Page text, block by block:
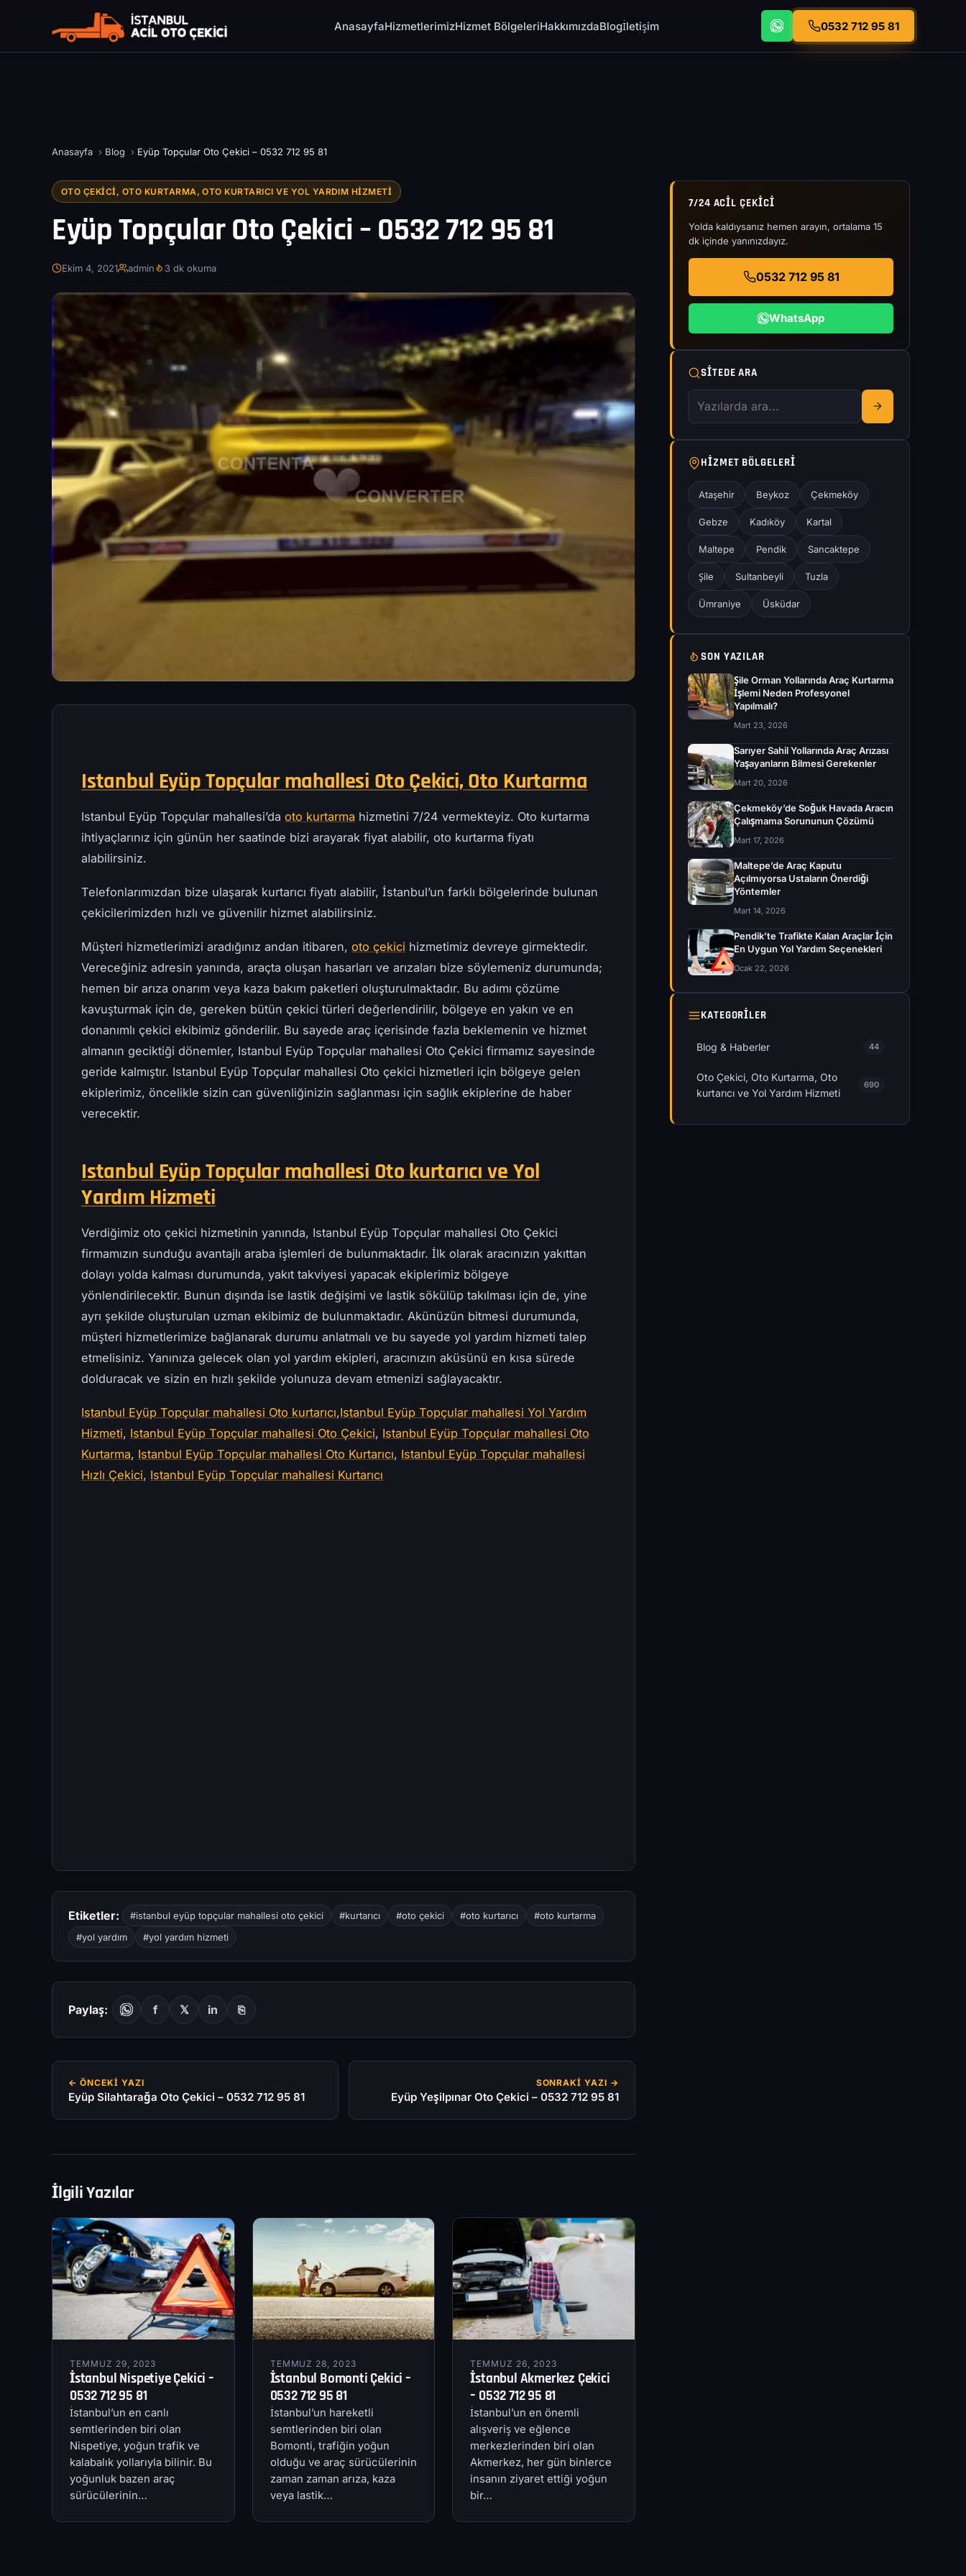
AnasayfaHizmetlerimizHizmet BölgeleriHakkımızdaBlogİletişim 0532 712 95 81
Anasayfa › Blog › Eyüp Topçular Oto Çekici – 0532 712 95 81
OTO ÇEKICI, OTO KURTARMA, OTO KURTARICI VE YOL YARDIM HIZMETI
Eyüp Topçular Oto Çekici – 0532 712 95 81
Ekim 4, 2021 admin 3 dk okuma
Istanbul Eyüp Topçular mahallesi Oto Çekici, Oto Kurtarma
Istanbul Eyüp Topçular mahallesi’daoto kurtarma hizmetini 7/24 vermekteyiz. Oto kurtarma
ihtiyaçlarınız için günün her saatinde bizi arayarak fiyat alabilir, oto kurtarma fiyatı
alabilirsiniz.
Telefonlarımızdan bize ulaşarak kurtarıcı fiyatı alabilir, İstanbul’un farklı bölgelerinde bulunan
çekicilerimizden hızlı ve güvenilir hizmet alabilirsiniz.
Müşteri hizmetlerimizi aradığınız andan itibaren,oto çekici hizmetimiz devreye girmektedir.
Vereceğiniz adresin yanında, araçta oluşan hasarları ve arızaları bize söylemeniz durumunda;
hemen bir arıza onarım veya kaza bakım paketleri oluşturulmaktadır. Bu adımı çözüme
kavuşturmak için de, gereken bütün çekici türleri değerlendirilir, bölgeye en yakın ve en
donanımlı çekici ekibimiz gönderilir. Bu sayede araç içerisinde fazla beklemenin ve hizmet
almanın geciktiği dönemler, Istanbul Eyüp Topçular mahallesi Oto Çekici firmamız sayesinde
geride kalmıştır. Istanbul Eyüp Topçular mahallesi Oto çekici hizmetleri için bölgeye gelen
ekiplerimiz, öncelikle sizin can güvenliğinizin sağlanması için sağlık ekiplerine de haber
verecektir.
Istanbul Eyüp Topçular mahallesi Oto kurtarıcı ve Yol
Yardım Hizmeti
Verdiğimiz oto çekici hizmetinin yanında, Istanbul Eyüp Topçular mahallesi Oto Çekici
firmamızın sunduğu avantajlı araba işlemleri de bulunmaktadır. İlk olarak aracınızın yakıttan
dolayı yolda kalması durumunda, yakıt takviyesi yapacak ekiplerimiz bölgeye
yönlendirilecektir. Bunun dışında ise lastik değişimi ve lastik sökülüp takılması için de, yine
ayrı şekilde oluşturulan uzman ekibimiz de bulunmaktadır. Akünüzün bitmesi durumunda,
müşteri hizmetlerimize bağlanarak durumu anlatmalı ve bu sayede yol yardım hizmeti talep
etmelisiniz. Yanınıza gelecek olan yol yardım ekipleri, aracınızın aküsünü en kısa sürede
dolduracak ve sizin en hızlı şekilde yolunuza devam etmenizi sağlayacaktır.
Istanbul Eyüp Topçular mahallesi Oto kurtarıcı,Istanbul Eyüp Topçular mahallesi Yol Yardım
Hizmeti, Istanbul Eyüp Topçular mahallesi Oto Çekici, Istanbul Eyüp Topçular mahallesi Oto
Kurtarma, Istanbul Eyüp Topçular mahallesi Oto Kurtarıcı, Istanbul Eyüp Topçular mahallesi
Hızlı Çekici, Istanbul Eyüp Topçular mahallesi Kurtarıcı
Etiketler: #istanbul eyüp topçular mahallesi oto çekici #kurtarıcı #oto çekici #oto kurtarıcı
#oto kurtarma
#yol yardım
#yol yardım hizmeti
Paylaş: f 𝕏 in ⎘
← ÖNCEKI YAZI
Eyüp Silahtarağa Oto Çekici – 0532 712 95 81
SONRAKI YAZI →
Eyüp Yeşilpınar Oto Çekici – 0532 712 95 81
İlgili Yazılar
TEMMUZ 29, 2023
İstanbul Nispetiye Çekici –
0532 712 95 81
İstanbul’un en canlı
semtlerinden biri olan
Nispetiye, yoğun trafik ve
kalabalık yollarıyla bilinir. Bu
yoğunluk bazen araç
sürücülerinin…
TEMMUZ 28, 2023
İstanbul Bomonti Çekici –
0532 712 95 81
İstanbul’un hareketli
semtlerinden biri olan
Bomonti, trafiğin yoğun
olduğu ve araç sürücülerinin
zaman zaman arıza, kaza
veya lastik…
TEMMUZ 26, 2023
İstanbul Akmerkez Çekici
– 0532 712 95 81
İstanbul’un en önemli
alışveriş ve eğlence
merkezlerinden biri olan
Akmerkez, her gün binlerce
insanın ziyaret ettiği yoğun
bir…
7/24 ACIL ÇEKICI
Yolda kaldıysanız hemen arayın, ortalama 15
dk içinde yanınızdayız.
0532 712 95 81
WhatsApp
SITEDE ARA
HIZMET BÖLGELERI
Ataşehir Beykoz Çekmeköy
Gebze Kadıköy Kartal
Maltepe Pendik Sancaktepe
Şile Sultanbeyli Tuzla
Ümraniye Üsküdar
SON YAZILAR
Şile Orman Yollarında Araç Kurtarma
İşlemi Neden Profesyonel
Yapılmalı?
Mart 23, 2026
Sarıyer Sahil Yollarında Araç Arızası
Yaşayanların Bilmesi Gerekenler
Mart 20, 2026
Çekmeköy’de Soğuk Havada Aracın
Çalışmama Sorununun Çözümü
Mart 17, 2026
Maltepe’de Araç Kaputu
Açılmıyorsa Ustaların Önerdiği
Yöntemler
Mart 14, 2026
Pendik’te Trafikte Kalan Araçlar İçin
En Uygun Yol Yardım Seçenekleri
Ocak 22, 2026
KATEGORILER
Blog & Haberler 44
Oto Çekici, Oto Kurtarma, Oto
kurtarıcı ve Yol Yardım Hizmeti
690